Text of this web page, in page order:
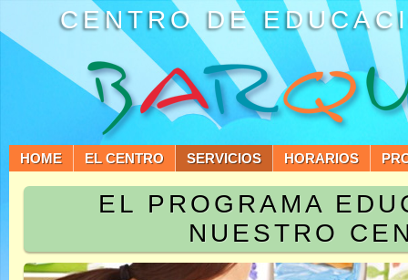
CENTRO DE
HOME EL CENTRO SERVICIOS HORARIOS
EL PROGRAMA
NUESTRO